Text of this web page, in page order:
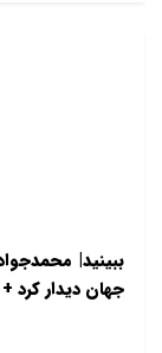
ببینید|
جهان دیدار کرد